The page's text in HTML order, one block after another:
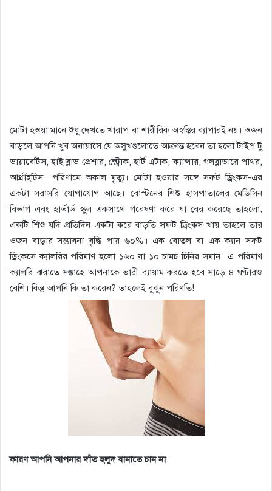
মোটা হওয়া মানে শুধু দেখতে খারাপ বা শারীরিক অস্বস্তির ব্যাপারই নয়। ওজন
বাড়লে আপনি খুব অনায়াসে যে অসুখগুলোতে আক্রান্ত হবেন তা হলো টাইপ টু
ডায়াবেটিস, হাই ব্লাড প্রেশার, স্ট্রোক, হার্ট এটাক, ক্যান্সার, গলব্লাডারে পাথর,
আর্থ্রাইটিস। পরিণামে অকাল মৃত্যু। মোটা হওয়ার সঙ্গে সফট ড্রিংকস-এর
একটা সরাসরি যোগাযোগ আছে। বোস্টনের শিশু হাসপাতালের মেডিসিন
বিভাগ এবং হার্ভার্ড স্কুল একসাথে গবেষণা করে যা বের করেছে তাহলো,
একটি শিশু যদি প্রতিদিন একটা করে বাড়তি সফট ড্রিংকস খায় তাহলে তার
ওজন বাড়ার সম্ভাবনা বৃদ্ধি পায় ৬০%। এক বোতল বা এক ক্যান সফট
ড্রিংকসে ক্যালরির পরিমাণ হলো ১৬০ যা ১০ চামচ চিনির সমান। এ পরিমাণ
ক্যালরি ঝরাতে সপ্তাহে আপনাকে ভারী ব্যায়াম করতে হবে সাড়ে ৪ ঘণ্টারও
বেশি। কিন্তু আপনি কি তা করেন? তাহলেই বুঝুন পরিণতি!
কারণ আপনি আপনার দাঁত হলুদ বানাতে চান না